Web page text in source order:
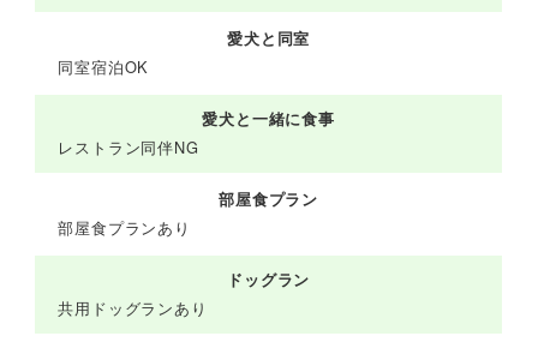
愛犬と同室
同室宿泊OK
愛犬と一緒に食事
レストラン同伴NG
部屋食プラン
部屋食プランあり
ドッグラン
共用ドッグランあり